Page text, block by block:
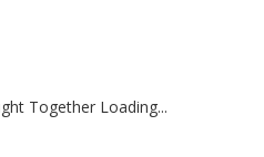
Together Loading...